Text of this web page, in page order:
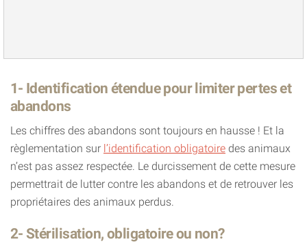
1- Identification étendue pour limiter pertes et
abandons
Les chiffres des abandons sont toujours en hausse ! Et la
règlementation sur l’identification obligatoire des animaux
n’est pas assez respectée. Le durcissement de cette mesure
permettrait de lutter contre les abandons et de retrouver les
propriétaires des animaux perdus.
2- Stérilisation, obligatoire ou non?